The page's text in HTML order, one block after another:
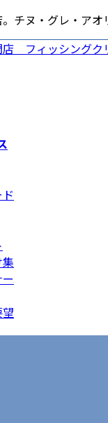
チヌ・グレ・ア